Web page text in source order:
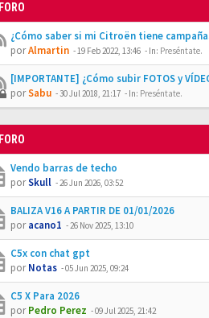
FORO
¿Cómo saber si mi Citroën tiene
porAlmartin -19 Feb 2022, 13:46 - In: Preséntate.
[IMPORTANTE] ¿Cómo subir FOTOS y
porSabu - 30 Jul 2018, 21:17 - In: Preséntate.
FORO
Vendo barras de techo
porSkull -26 Jun 2026, 03:52
BALIZA V16 A PARTIR DE 01/01/2026
poracano1 -26 Nov 2025, 13:10
C5x con chat gpt
porNotas -05 Jun 2025, 09:24
C5 X Para 2026
porPedro Perez -09 Jul 2025, 21:42